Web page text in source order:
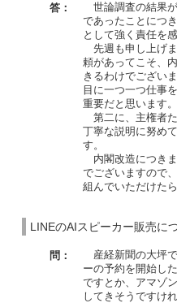
答：
世論調査の結果
であったことにつ
として強く責任を
先週も申し上げ
頼があってこそ、
きるわけでござい
目に一つ一つ仕事
重要だと思います。
第二に、主権者た
丁寧な説明に努め
す。
内閣改造につき
でございますので
組んでいただけた
LINEのAIスピーカー販売に
問：
産経新聞の大坪
ーの予約を開始し
ですとか、アマゾ
してきそうですけ